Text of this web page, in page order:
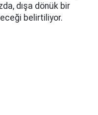
dışa dönük bir
belirtiliyor.